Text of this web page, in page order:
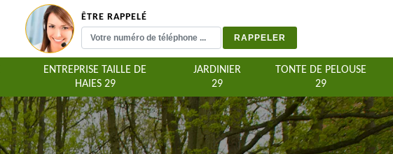
ÊTRE RAPPELÉ
ENTREPRISE TAILLE DE
HAIES 29
JARDINIER
29
TONTE DE PELOUSE
29